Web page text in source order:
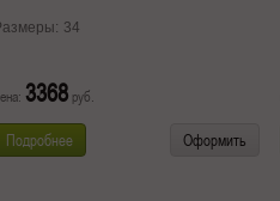
34
3368 руб.
Подробнее Оформить